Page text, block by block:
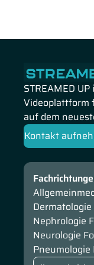
STREAMED
Videoplattform
auf dem
Kontakt
Nephrologie
Neurologie